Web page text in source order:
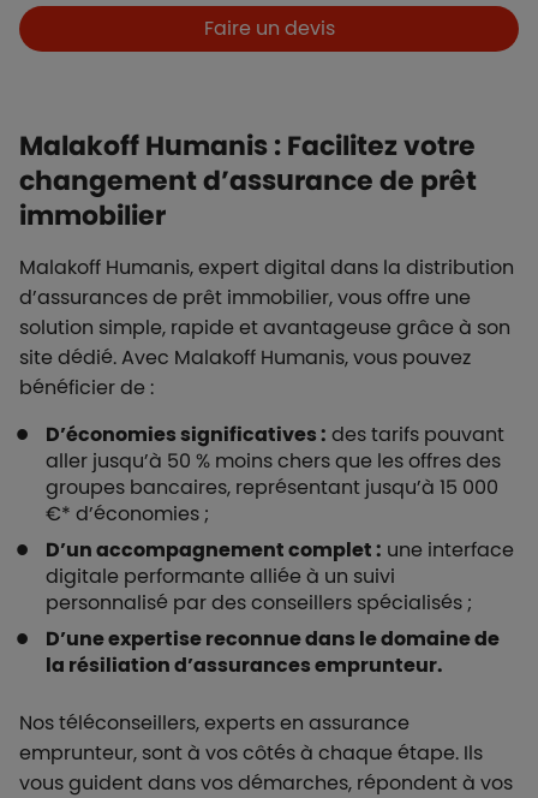
Boutons et liens
Faire un devis
Malakoff Humanis : Facilitez votre
changement d’assurance de prêt
immobilier
Malakoff Humanis, expert digital dans la distribution
d’assurances de prêt immobilier, vous offre une
solution simple, rapide et avantageuse grâce à son
site dédié. Avec Malakoff Humanis, vous pouvez
bénéficier de :
D’économies significatives : des tarifs pouvant
aller jusqu’à 50 % moins chers que les offres des
groupes bancaires, représentant jusqu’à 15 000
€* d’économies ;
D’un accompagnement complet : une interface
digitale performante alliée à un suivi
personnalisé par des conseillers spécialisés ;
D’une expertise reconnue dans le domaine de
la résiliation d’assurances emprunteur.
Nos téléconseillers, experts en assurance
emprunteur, sont à vos côtés à chaque étape. Ils
vous guident dans vos démarches, répondent à vos